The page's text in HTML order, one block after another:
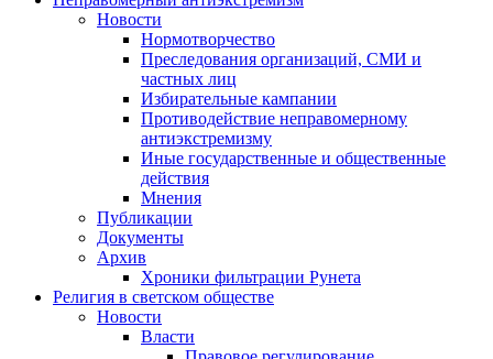
Новости
Нормотворчество
Преследования организаций, СМИ и
частных лиц
Избирательные кампании
Противодействие неправомерному
антиэкстремизму
Иные государственные и общественные
действия
Мнения
Публикации
Документы
Архив
Хроники фильтрации Рунета
Религия в светском обществе
Новости
Власти